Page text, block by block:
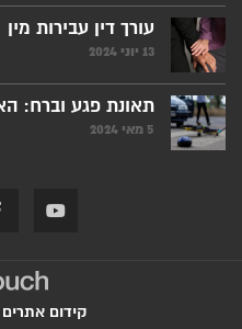
עורך דין עבירות מין
13 יוני 2024
תאונת פגע וברח:
5 מאי 2024
קידום אתרים